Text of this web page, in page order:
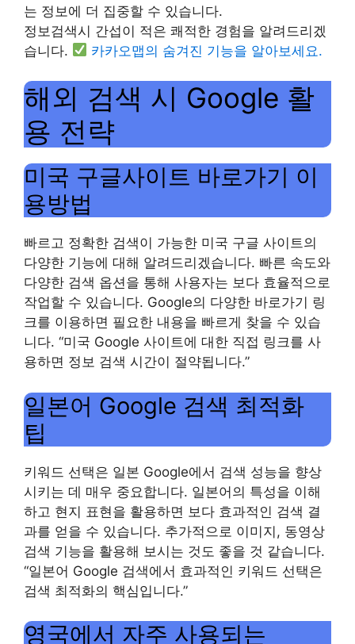
는 정보에 더 집중할 수 있습니다.
정보검색시 간섭이 적은 쾌적한 경험을 알려드리겠
습니다.
카카오맵의 숨겨진 기능을 알아보세요.
해외 검색 시 Google 활
용 전략
미국 구글사이트 바로가기 이
용방법
빠르고 정확한 검색이 가능한 미국 구글 사이트의
다양한 기능에 대해 알려드리겠습니다. 빠른 속도와
다양한 검색 옵션을 통해 사용자는 보다 효율적으로
작업할 수 있습니다. Google의 다양한 바로가기 링
크를 이용하면 필요한 내용을 빠르게 찾을 수 있습
니다. “미국 Google 사이트에 대한 직접 링크를 사
용하면 정보 검색 시간이 절약됩니다.”
일본어 Google 검색 최적화
팁
키워드 선택은 일본 Google에서 검색 성능을 향상
시키는 데 매우 중요합니다. 일본어의 특성을 이해
하고 현지 표현을 활용하면 보다 효과적인 검색 결
과를 얻을 수 있습니다. 추가적으로 이미지, 동영상
검색 기능을 활용해 보시는 것도 좋을 것 같습니다.
“일본어 Google 검색에서 효과적인 키워드 선택은
검색 최적화의 핵심입니다.”
영국에서 자주 사용되는